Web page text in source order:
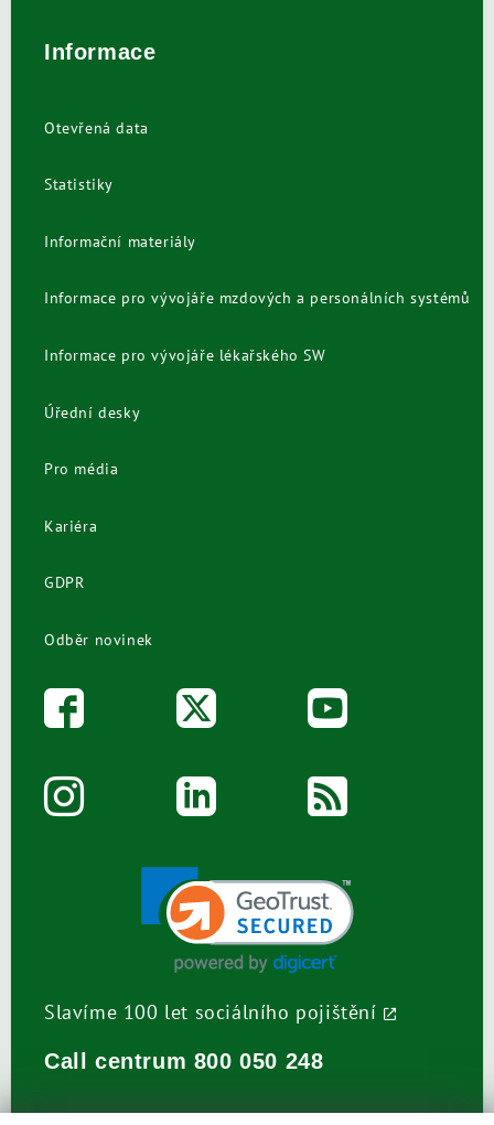
Informace
Otevřená data
Statistiky
Informační materiály
Informace pro vývojáře mzdových a personálních systémů
Informace pro vývojáře lékařského SW
Úřední desky
Pro média
Kariéra
GDPR
Odběr novinek
Slavíme 100 let sociálního pojištění
Call centrum 800 050 248